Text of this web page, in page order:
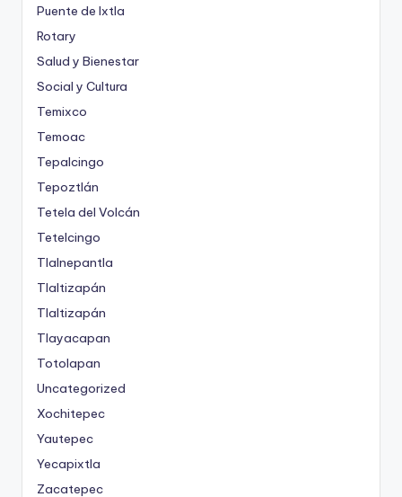
Puente de Ixtla
Rotary
Salud y Bienestar
Social y Cultura
Temixco
Temoac
Tepalcingo
Tepoztlán
Tetela del Volcán
Tetelcingo
Tlalnepantla
Tlaltizapán
Tlaltizapán
Tlayacapan
Totolapan
Uncategorized
Xochitepec
Yautepec
Yecapixtla
Zacatepec